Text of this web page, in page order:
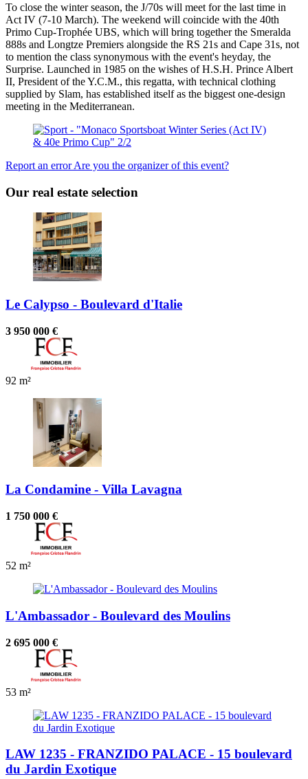
To close the winter season, the J/70s will meet for the last time in
Act IV (7-10 March). The weekend will coincide with the 40th
Primo Cup-Trophée UBS, which will bring together the Smeralda
888s and Longtze Premiers alongside the RS 21s and Cape 31s, not
to mention the class synonymous with the event's heyday, the
Surprise. Launched in 1985 on the wishes of H.S.H. Prince Albert
II, President of the Y.C.M., this regatta, with technical clothing
supplied by Slam, has established itself as the biggest one-design
meeting in the Mediterranean.
Report an errorAre you the organizer of this event?
Our real estate selection
Le Calypso - Boulevard d'Italie
3 950 000 €
92 m²
La Condamine - Villa Lavagna
1 750 000 €
52 m²
L'Ambassador - Boulevard des Moulins
2 695 000 €
53 m²
LAW 1235 - FRANZIDO PALACE - 15 boulevard
du Jardin Exotique